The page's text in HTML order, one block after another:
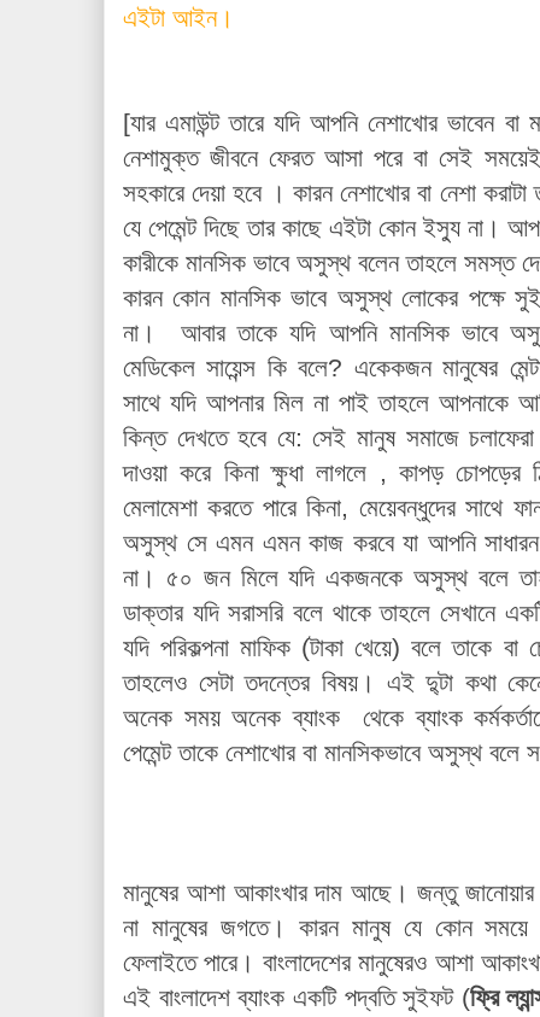
এইটা আইন।
[যার এমাউন্ট তারে যদি আপনি নেশাখোর ভাবেন
নেশামুক্ত জীবনে ফেরত আসা পরে বা সেই
সহকারে দেয়া হবে । কারন নেশাখোর বা নেশা
যে পেমেন্ট দিছে তার কাছে এইটা কোন ইস্যু না।
কারীকে মানসিক ভাবে অসুস্থ বলেন তাহলে সমস্ত
কারন কোন মানসিক ভাবে অসুস্থ লোকের পক্ষে
না। আবার তাকে যদি আপনি মানসিক ভাবে
মেডিকেল সায়েন্স কি বলে? একেকজন মানুষের
সাথে যদি আপনার মিল না পাই তাহলে আপনাকে
কিন্ত দেখতে হবে যে: সেই মানুষ সমাজে
দাওয়া করে কিনা ক্ষুধা লাগলে , কাপড় চোপড়ের
মেলামেশা করতে পারে কিনা, মেয়েবন্ধুদের সাথে
অসুস্থ সে এমন এমন কাজ করবে যা আপনি সাধারন
না। ৫০ জন মিলে যদি একজনকে অসুস্থ বলে
ডাক্তার যদি সরাসরি বলে থাকে তাহলে সেখানে
যদি পরিকল্পনা মাফিক (টাকা খেয়ে) বলে তাকে বা
তাহলেও সেটা তদন্তের বিষয়। এই দু্টা কথা
অনেক সময় অনেক ব্যাংক থেকে ব্যাংক
পেমেন্ট তাকে নেশাখোর বা মানসিকভাবে অসুস্থ বলে
মানুষের আশা আকাংখার দাম আছে। জন্তু
না মানুষের জগতে। কারন মানুষ যে কোন
ফেলাইতে পারে। বাংলাদেশের মানুষেরও আশা
এই বাংলাদেশ ব্যাংক একটি পদ্বতি সুইফট (ফ্রি